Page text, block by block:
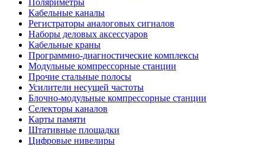
Поляриметры
Кабельные каналы
Регистраторы аналоговых сигналов
Наборы деловых аксессуаров
Кабельные краны
Программно-диагностические комплексы
Модульные компрессорные станции
Прочие стальные полосы
Усилители несущей частоты
Блочно-модульные компрессорные станции
Селекторы каналов
Карты памяти
Штативные площадки
Цифровые нивелиры